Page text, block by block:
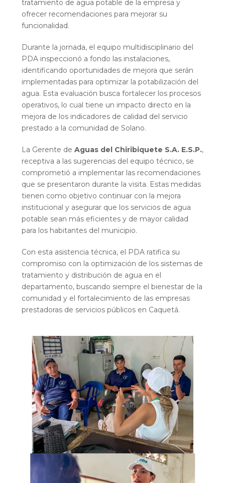
tratamiento de agua potable de la empresa y
ofrecer recomendaciones para mejorar su
funcionalidad.
Durante la jornada, el equipo multidisciplinario del
PDA inspeccionó a fondo las instalaciones,
identificando oportunidades de mejora que serán
implementadas para optimizar la potabilización del
agua. Esta evaluación busca fortalecer los procesos
operativos, lo cual tiene un impacto directo en la
mejora de los indicadores de calidad del servicio
prestado a la comunidad de Solano.
La Gerente de Aguas del Chiribiquete S.A. E.S.P.,
receptiva a las sugerencias del equipo técnico, se
comprometió a implementar las recomendaciones
que se presentaron durante la visita. Estas medidas
tienen como objetivo continuar con la mejora
institucional y asegurar que los servicios de agua
potable sean más eficientes y de mayor calidad
para los habitantes del municipio.
Con esta asistencia técnica, el PDA ratifica su
compromiso con la optimización de los sistemas de
tratamiento y distribución de agua en el
departamento, buscando siempre el bienestar de la
comunidad y el fortalecimiento de las empresas
prestadoras de servicios públicos en Caquetá.